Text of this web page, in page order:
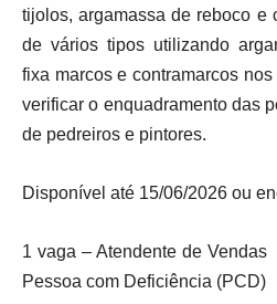
tijolos, argamassa de reboco e
de vários tipos utilizando
fixa marcos e contramarcos
verificar o enquadramento das
de pedreiros e pintores.
Disponível até 15/06/2026 ou
1 vaga – Atendente de
Pessoa com Deficiência (PCD)